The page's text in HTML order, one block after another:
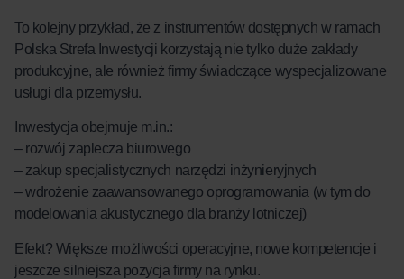
To kolejny przykład, że z instrumentów dostępnych w ramach
Polska Strefa Inwestycji korzystają nie tylko duże zakłady
produkcyjne, ale również firmy świadczące wyspecjalizowane
usługi dla przemysłu.
Inwestycja obejmuje m.in.:
– rozwój zaplecza biurowego
– zakup specjalistycznych narzędzi inżynieryjnych
– wdrożenie zaawansowanego oprogramowania (w tym do
modelowania akustycznego dla branży lotniczej)
Efekt? Większe możliwości operacyjne, nowe kompetencje i
jeszcze silniejsza pozycja firmy na rynku.